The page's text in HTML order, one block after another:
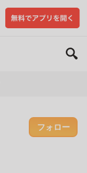
フォロー